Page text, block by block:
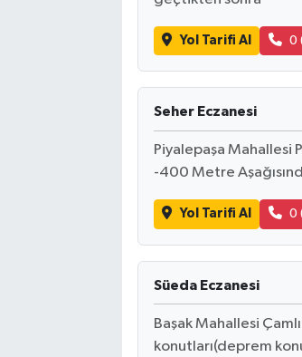
Yol Tarifi Al 0
Seher Eczanesi
Piyalepaşa Mahallesi
-400 Metre
Yol Tarifi Al 0
Süeda Eczanesi
Başak Mahallesi
konutları(deprem